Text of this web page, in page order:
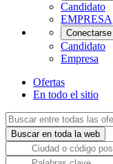
Candidato
EMPRESA
Conectarse
Candidato
Empresa
Ofertas
En todo el sitio